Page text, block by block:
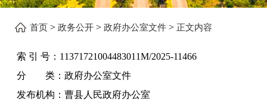
首页 > 政务公开 > 政府办公室文件 > 正文内容
索 引 号： 11371721004483011M/2025-11466
分 类： 政府办公室文件
发布机构： 曹县人民政府办公室